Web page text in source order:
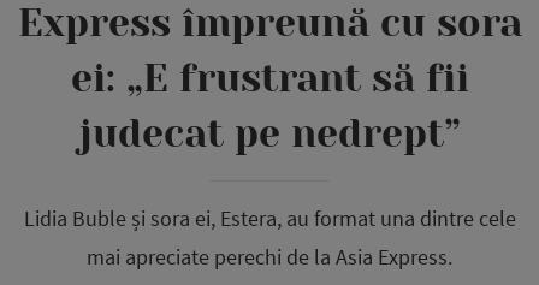
Express împreună cu sora
ei: „E frustrant să fii
judecat pe nedrept”
Lidia Buble și sora ei, Estera, au format una dintre cele
mai apreciate perechi de la Asia Express.